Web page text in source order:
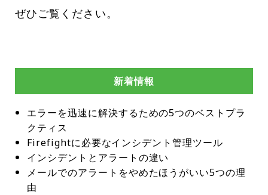
ぜひご覧ください。
新着情報
エラーを迅速に解決するための5つのベストプラ
クティス
Firefightに必要なインシデント管理ツール
インシデントとアラートの違い
メールでのアラートをやめたほうがいい5つの理
由